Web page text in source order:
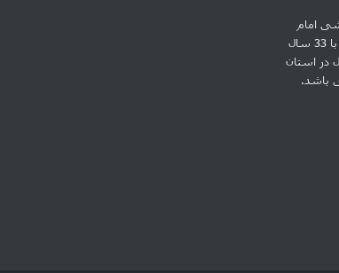
امام
حسین سیدالشهدا(ع) با 33 سال
فعال در استان
باشد.